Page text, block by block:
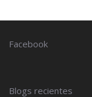
Facebook
Blogs recientes